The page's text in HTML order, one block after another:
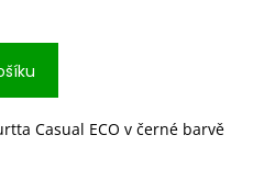
Casual ECO v černé barvě